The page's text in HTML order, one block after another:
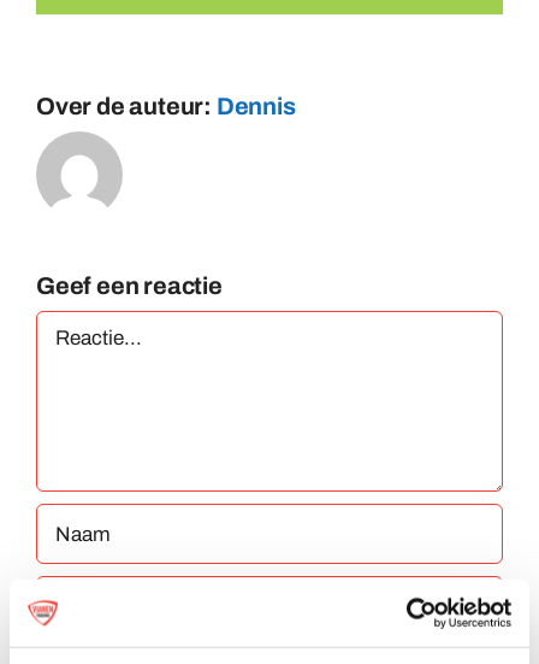
Over de auteur: Dennis
Geef een reactie
Reactie